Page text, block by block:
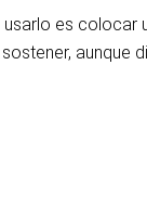
es colocar
aunque